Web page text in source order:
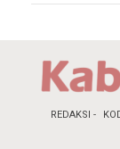
REDAKSI